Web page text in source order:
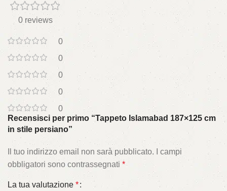
0 reviews
0
0
0
0
0
Recensisci per primo “Tappeto Islamabad 187×125 cm
in stile persiano”
Il tuo indirizzo email non sarà pubblicato.
I campi
obbligatori sono contrassegnati *
La tua valutazione *